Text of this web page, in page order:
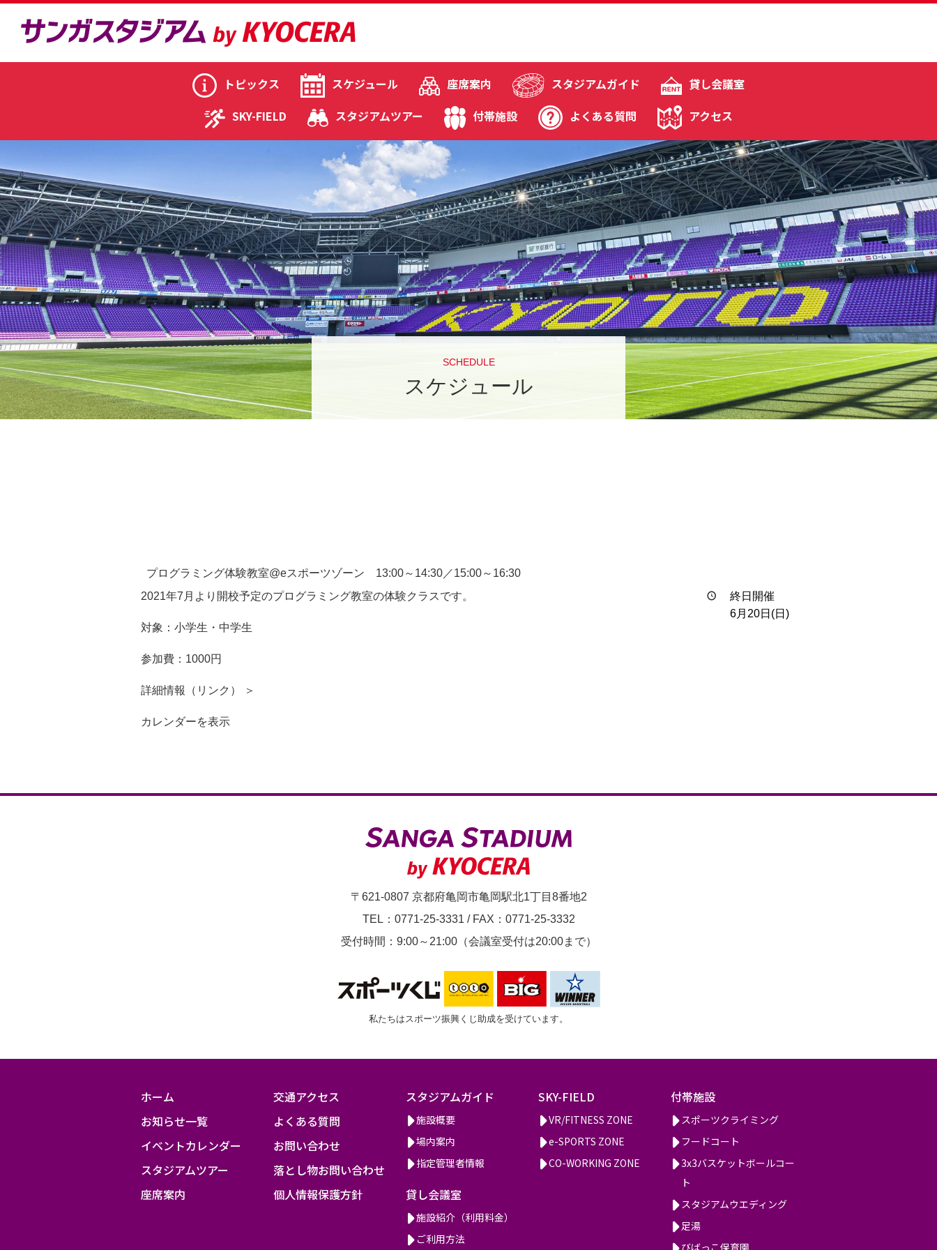
トピックス スケジュール 座席案内 スタジアムガイド
貸し会議室
SKY-FIELD
スタジアムツアー 付帯施設 よくある質問 アクセス
SCHEDULE
スケジュール
プログラミング体験教室@eスポーツゾーン 13:00～14:30／15:00～16:30
終日開催
6月20日(日)
2021年7月より開校予定のプログラミング教室の体験クラスです。
対象：小学生・中学生
参加費：1000円
詳細情報（リンク） ＞
カレンダーを表示
〒621-0807 京都府亀岡市亀岡駅北1丁目8番地2
TEL：0771-25-3331 / FAX：0771-25-3332
受付時間：9:00～21:00（会議室受付は20:00まで）
私たちはスポーツ振興くじ助成を受けています。
ホーム
お知らせ一覧
イベントカレンダー
スタジアムツアー
座席案内
交通アクセス
よくある質問
お問い合わせ
落とし物お問い合わせ
個人情報保護方針
スタジアムガイド
施設概要
場内案内
指定管理者情報
貸し会議室
施設紹介（利用料金）
ご利用方法
SKY-FIELD
VR/FITNESS ZONE
e-SPORTS ZONE
CO-WORKING ZONE
付帯施設
スポーツクライミング
フードコート
3x3バスケットボールコー
ト
スタジアムウエディング
足湯
びばっこ保育園